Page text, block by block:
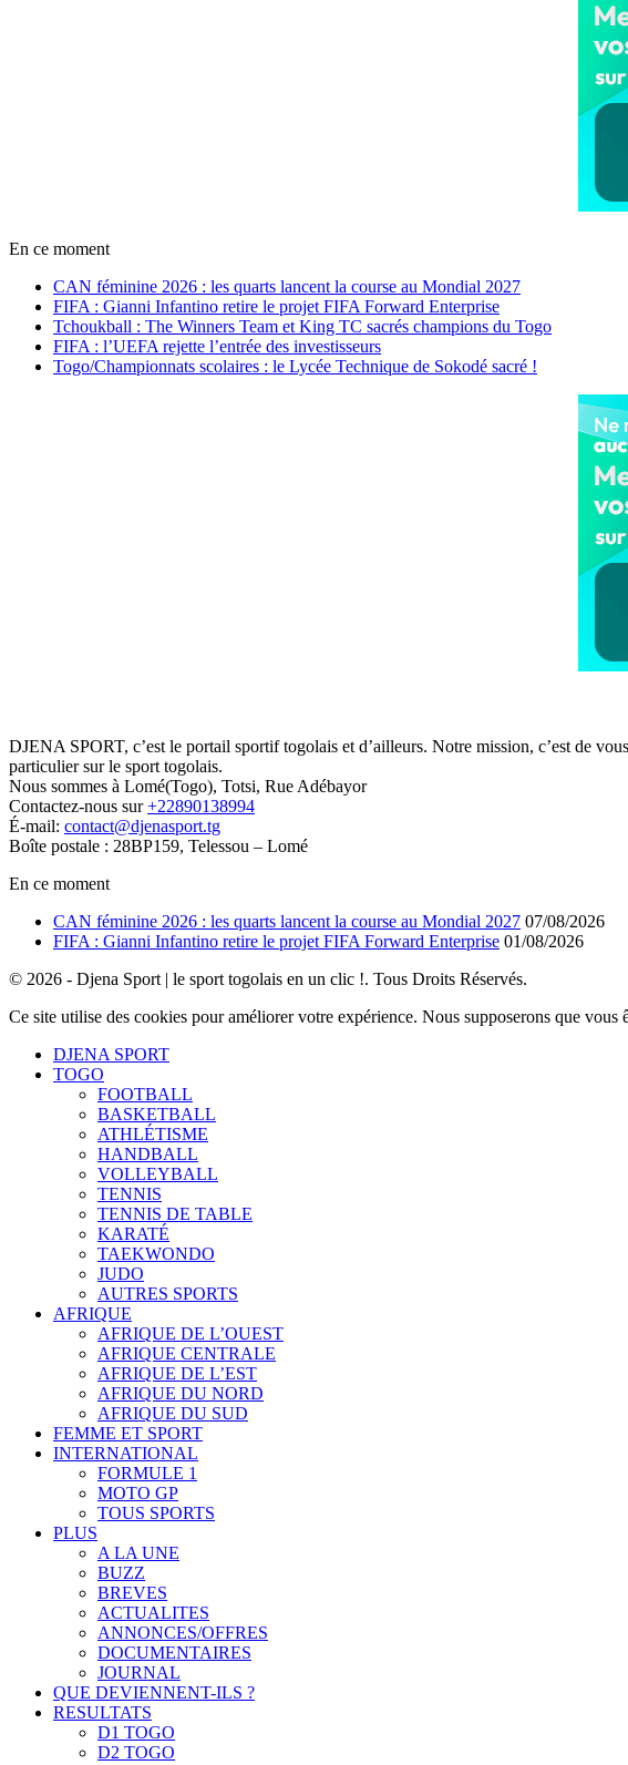
En ce moment
CAN féminine 2026 : les quarts lancent la course au Mondial 2027
FIFA : Gianni Infantino retire le projet FIFA Forward Enterprise
Tchoukball : The Winners Team et King TC sacrés champions du Togo
FIFA : l’UEFA rejette l’entrée des investisseurs
Togo/Championnats scolaires : le Lycée Technique de Sokodé sacré !
DJENA SPORT, c’est le portail sportif togolais et d’ailleurs. Notre mission, c’est de
particulier sur le sport togolais.
Nous sommes à Lomé(Togo), Totsi, Rue Adébayor
Contactez-nous sur+22890138994
É-mail: contact@djenasport.tg
Boîte postale : 28BP159, Telessou – Lomé
En ce moment
CAN féminine 2026 : les quarts lancent la course au Mondial 2027 07/08/2026
FIFA : Gianni Infantino retire le projet FIFA Forward Enterprise 01/08/2026
© 2026 - Djena Sport | le sport togolais en un clic !. Tous Droits Réservés.
Ce site utilise des cookies pour améliorer votre expérience. Nous supposerons que
DJENA SPORT
TOGO
FOOTBALL
BASKETBALL
ATHLÉTISME
HANDBALL
VOLLEYBALL
TENNIS
TENNIS DE TABLE
KARATÉ
TAEKWONDO
JUDO
AUTRES SPORTS
AFRIQUE
AFRIQUE DE L’OUEST
AFRIQUE CENTRALE
AFRIQUE DE L’EST
AFRIQUE DU NORD
AFRIQUE DU SUD
FEMME ET SPORT
INTERNATIONAL
FORMULE 1
MOTO GP
TOUS SPORTS
PLUS
A LA UNE
BUZZ
BREVES
ACTUALITES
ANNONCES/OFFRES
DOCUMENTAIRES
JOURNAL
QUE DEVIENNENT-ILS ?
RESULTATS
D1 TOGO
D2 TOGO